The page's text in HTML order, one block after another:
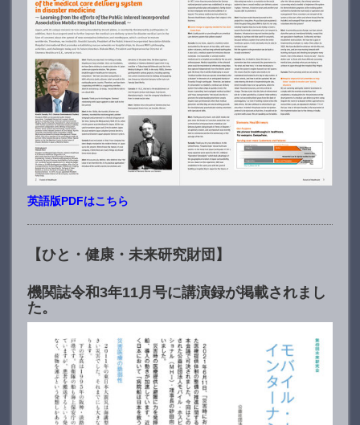
英語版PDFはこちら
【ひと・健康・未来研究財団】
機関誌令和3年11月号に講演録が掲載されまし
た。